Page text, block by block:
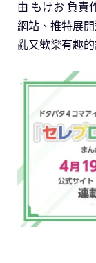
由 もけお 負責
網站、推特展
亂又歡樂有趣的